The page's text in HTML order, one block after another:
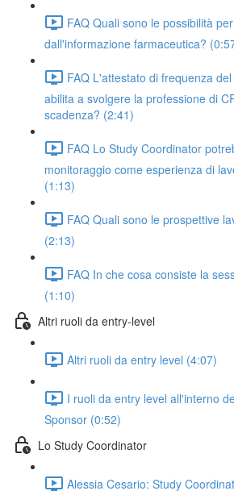
FAQ Quali sono le possibilità
dall'informazione farmaceutica?
FAQ L'attestato di frequenza
abilita a svolgere la professione di
scadenza? (2:41)
FAQ Lo Study Coordinator
monitoraggio come esperienza di
(1:13)
FAQ Quali sono le prospettive
(2:13)
FAQ In che cosa consiste la
(1:10)
Altri ruoli da entry-level
Altri ruoli da entry level (4:07)
I ruoli da entry level all'interno
Sponsor (0:52)
Lo Study Coordinator
Alessia Cesario: Study